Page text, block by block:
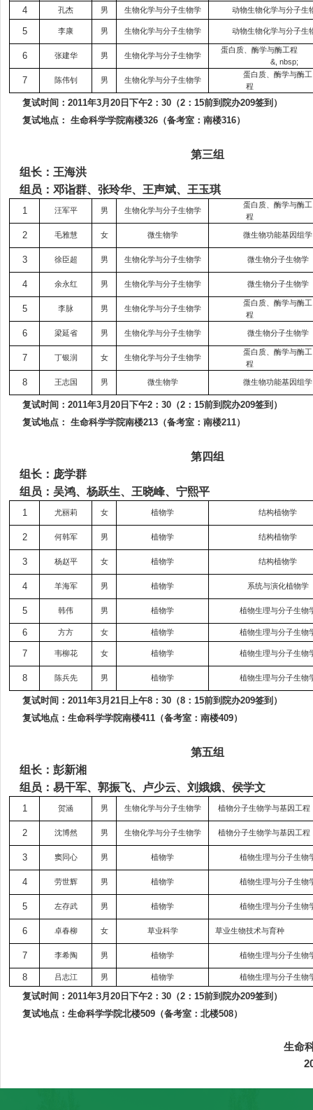
4 孔杰 男 生物化学与分子生物学 动物生物化学与分子生
5 李康 男 生物化学与分子生物学 动物生物化学与分子生
6 张建华 男 生物化学与分子生物学
蛋白质、酶学与酶工程
&, nbsp;
7 陈伟钊 男 生物化学与分子生物学
蛋白质、酶学与酶工
程
复试时间：2011年3月20 日下午2 ：30 （2 ：15前到院办209签到）
复试地点：
生命科学学院南楼326 （备考室：南楼316）
第三组
组长：王海洪
组员：邓诣群、张玲华、王声斌、王玉琪
1 汪军平 男 生物化学与分子生物学
蛋白质、酶学与酶工
程
2 毛雅慧 女 微生物学 微生物功能基因组学
3 徐臣超 男 生物化学与分子生物学 微生物分子生物学
4 余永红 男 生物化学与分子生物学 微生物分子生物学
5 李脉 男 生物化学与分子生物学
蛋白质、酶学与酶工
程
6 梁延省 男 生物化学与分子生物学 微生物分子生物学
7 丁银润 女 生物化学与分子生物学
蛋白质、酶学与酶工
程
8 王志国 男 微生物学 微生物功能基因组学
复试时间：2011年3月20 日下午2 ：30 （2 ：15前到院办209签到）
复试地点：
生命科学学院南楼213 （备考室：南楼211）
第四组
组长：庞学群
组员：吴鸿、杨跃生、王晓峰、宁熙平
1 尤丽莉 女 植物学 结构植物学
2 何韩军 男 植物学 结构植物学
3 杨赵平 女 植物学 结构植物学
4 羊海军 男 植物学 系统与演化植物学
5 韩伟 男 植物学 植物生理与分子生物
6 方方 女 植物学 植物生理与分子生物
7 韦柳花 女 植物学 植物生理与分子生物
8 陈兵先 男 植物学 植物生理与分子生物
复试时间：2011年3月21 日上午8 ：30 （8 ：15前到院办209签到）
复试地点：生命科学学院南楼411 （备考室：南楼409）
第五组
组长：彭新湘
组员：易干军、郭振飞、卢少云、刘娥娥、侯学文
1 贺涵 男 生物化学与分子生物学 植物分子生物学与基因工程
2 沈博然 男 生物化学与分子生物学 植物分子生物学与基因工程
3 窦同心 男 植物学 植物生理与分子生物
4 劳世辉 男 植物学 植物生理与分子生物
5 左存武 男 植物学 植物生理与分子生物
6 卓春柳 女 草业科学 草业生物技术与育种
7 李希陶 男 植物学 植物生理与分子生物
8 吕志江 男 植物学 植物生理与分子生物
复试时间：2011年3月20 日下午2 ：30 （2 ：15前到院办209签到）
复试地点：生命科学学院北楼509 （备考室：北楼508）
生命